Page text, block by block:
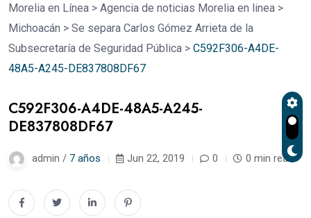
Morelia en Línea > Agencia de noticias Morelia en linea >
Michoacán > Se separa Carlos Gómez Arrieta de la
Subsecretaría de Seguridad Pública > C592F306-A4DE-
48A5-A245-DE837808DF67
C592F306-A4DE-48A5-A245-
DE837808DF67
admin / 7 años Jun 22, 2019 0 0 min read